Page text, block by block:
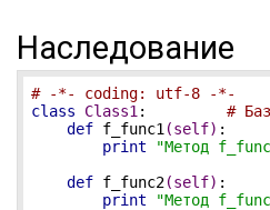
Наследование
# -*- coding: utf-8 -*-
class
Class1 :
#
def f_func1 (self) :
print
"Метод
def f_func2(self) :
print
"Метод